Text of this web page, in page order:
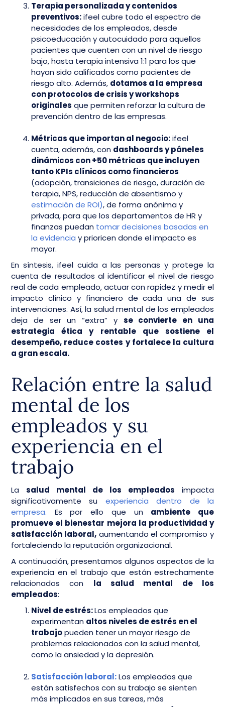
Terapia personalizada y contenidos
preventivos:ifeel cubre todo el espectro de
necesidades de los empleados, desde
psicoeducación y autocuidado para aquellos
pacientes que cuenten con un nivel de riesgo
bajo, hasta terapia intensiva 1:1 para los que
hayan sido calificados como pacientes de
riesgo alto. Además, dotamos a la empresa
con protocolos de crisis y workshops
originales que permiten reforzar la cultura de
prevención dentro de las empresas.
Métricas que importan al negocio:ifeel
cuenta, además, con dashboards y páneles
dinámicos con +50 métricas que incluyen
tanto KPIs clínicos como financieros
(adopción, transiciones de riesgo, duración de
terapia, NPS, reducción de absentismo y
estimación de ROI), de forma anónima y
privada, para que los departamentos de HR y
finanzas puedan tomar decisiones basadas en
la evidencia y prioricen donde el impacto es
mayor.
En síntesis, ifeel cuida a las personas y protege la
cuenta de resultados al identificar el nivel de riesgo
real de cada empleado, actuar con rapidez y medir el
impacto clínico y financiero de cada una de sus
intervenciones. Así, la salud mental de los empleados
deja de ser un “extra” y se convierte en una
estrategia ética y rentable que sostiene el
desempeño, reduce costes y fortalece la cultura
a gran escala.
Relación entre la salud
mental de los
empleados y su
experiencia en el
trabajo
La salud mental de los empleados impacta
significativamente su experiencia dentro de la
empresa. Es por ello que un ambiente que
promueve el bienestar mejora la productividad y
satisfacción laboral,aumentando el compromiso y
fortaleciendo la reputación organizacional.
A continuación, presentamos algunos aspectos de la
experiencia en el trabajo que están estrechamente
relacionados con la salud mental de los
empleados:
Nivel de estrés:Los empleados que
experimentan altos niveles de estrés en el
trabajopueden tener un mayor riesgo de
problemas relacionados con la salud mental,
como la ansiedad y la depresión.
Satisfacción laboral:Los empleados que
están satisfechos con su trabajo se sienten
más implicados en sus tareas, más